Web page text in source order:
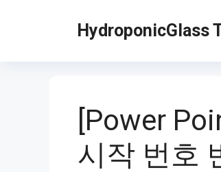
HydroponicGlass
[Power
시작 번호